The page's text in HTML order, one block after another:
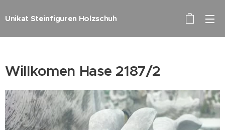
Unikat Steinfiguren Holzschuh
Willkomen Hase 2187/2